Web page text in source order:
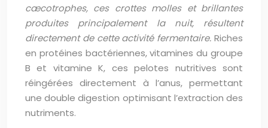
cæcotrophes, ces crottes molles et brillantes
produites principalement la nuit, résultent
directement de cette activité fermentaire. Riches
en protéines bactériennes, vitamines du groupe
B et vitamine K, ces pelotes nutritives sont
réingérées directement à l’anus, permettant
une double digestion optimisant l’extraction des
nutriments.